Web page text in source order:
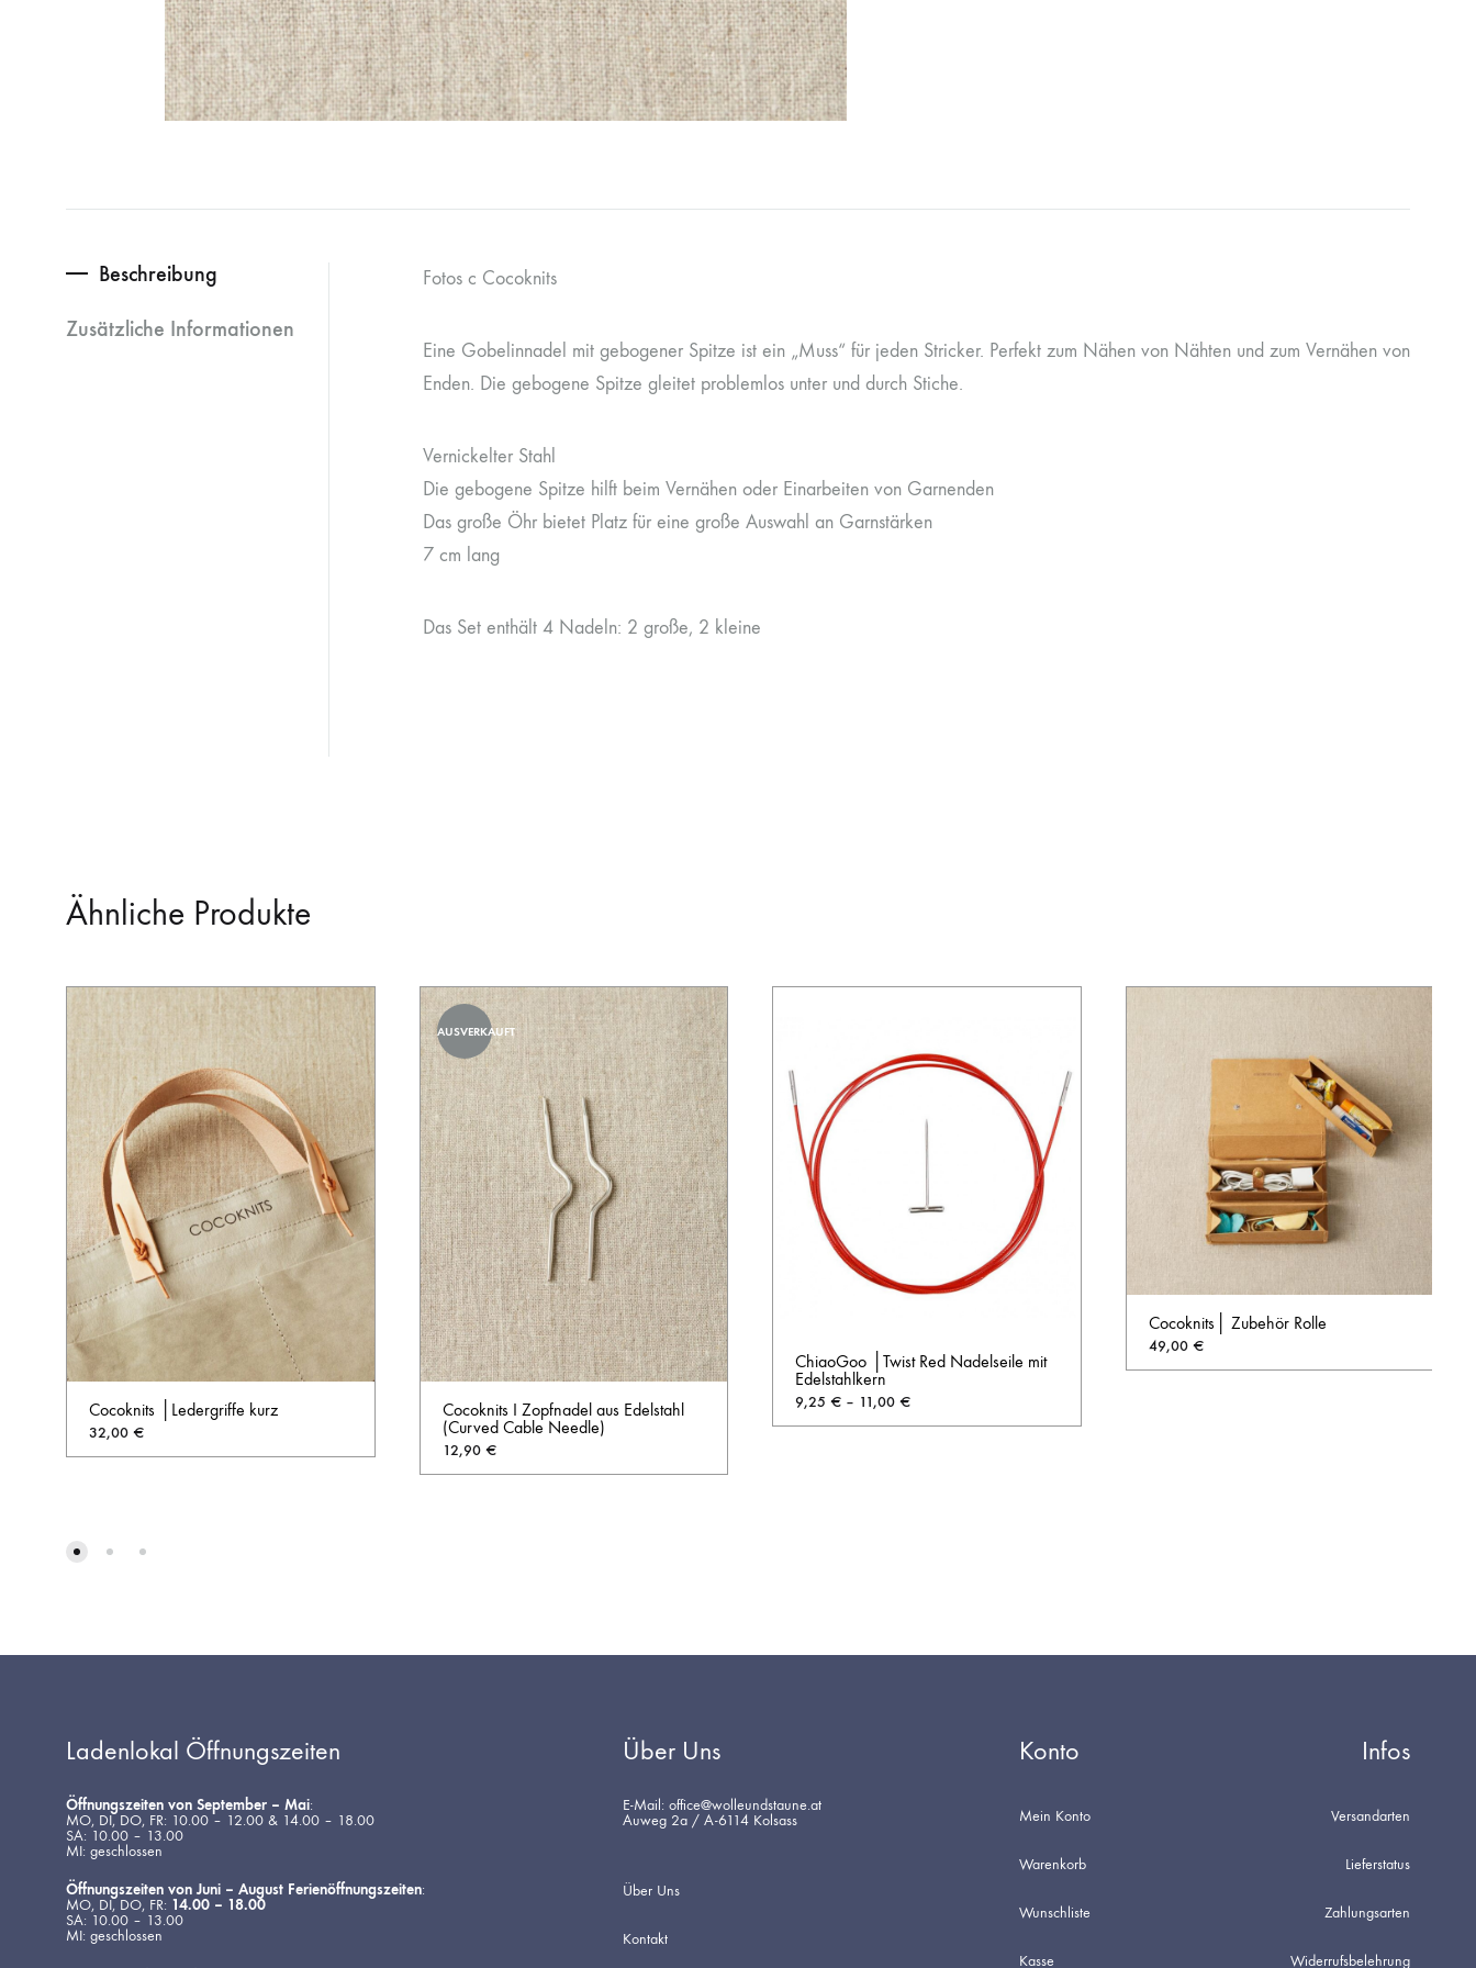
Beschreibung
Zusätzliche Informationen
Fotos c Cocoknits
Eine Gobelinnadel mit gebogener Spitze ist ein „Muss“ für jeden Stricker. Perfekt zum Nähen von Nähten und zum Vernähen von
Enden. Die gebogene Spitze gleitet problemlos unter und durch Stiche.
Vernickelter Stahl
Die gebogene Spitze hilft beim Vernähen oder Einarbeiten von Garnenden
Das große Öhr bietet Platz für eine große Auswahl an Garnstärken
7 cm lang
Das Set enthält 4 Nadeln: 2 große, 2 kleine
Ähnliche Produkte
Cocoknits │Ledergriffe kurz
32,00 €
AUSVERKAUFT
Cocoknits I Zopfnadel aus Edelstahl
(Curved Cable Needle)
12,90 €
ChiaoGoo │Twist Red Nadelseile mit
Edelstahlkern
9,25€ – 11,00€
Cocoknits│ Zubehör Rolle
49,00 €
Ladenlokal Öffnungszeiten
Öffnungszeiten von September – Mai:
MO, DI, DO, FR: 10.00 – 12.00 & 14.00 – 18.00
SA: 10.00 – 13.00
MI: geschlossen
Öffnungszeiten von Juni – August Ferienöffnungszeiten:
MO, DI, DO, FR: 14.00 – 18.00
SA: 10.00 – 13.00
MI: geschlossen
Über Uns
E-Mail: office@wolleundstaune.at
Auweg 2a / A-6114 Kolsass
Über Uns
Kontakt
Konto
Mein Konto
Warenkorb
Wunschliste
Kasse
Infos
Versandarten
Lieferstatus
Zahlungsarten
Widerrufsbelehrung